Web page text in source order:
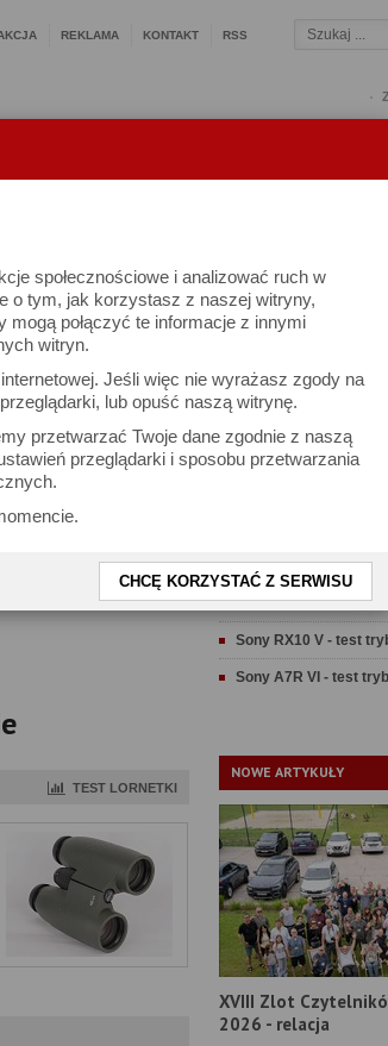
społecznościowe i analizować ruch w
o tym, jak korzystasz z naszej witryny,
połączyć te informacje z innymi
witryn.
Jeśli więc nie wyrażasz zgody na
lub opuść naszą witrynę.
przetwarzać Twoje dane zgodnie z naszą
przeglądarki i sposobu przetwarzania
CHCĘ KORZYSTAĆ Z SERWISU
REKLAMA KONTAKT RSS
też zrobić
lornetek
lornetki
TEST LORNETKI
Test Delta Optical
Test Sirui Aurora 35
Test Swarovski CL
Test Fujifilm GFX 100 II
Sony RX10 V - test
Sony A7R VI - test
NOWE ARTYKUŁY
XVIII Zlot
2026 - relacja